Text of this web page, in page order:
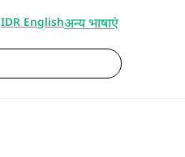
IDR Englishअन्य भाषाएं